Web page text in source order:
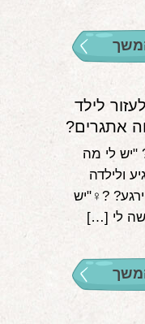
לילד
אתגרים?
"יש לי מה
ולילדה
?‍♀️"יש
לי […]